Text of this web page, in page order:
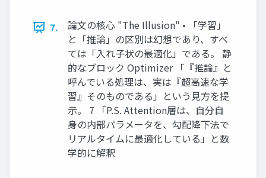
7.
論文の核心 "The Illusion" • 「学習」
と「推論」の区別は幻想であり、すべ
ては「入れ子状の最適化」である。 静
的なブロック Optimizer 「『推論』と
呼んでいる処理は、実は『超高速な学
習』そのものである」という見方を提
示。 7 「P.S. Attention層は、自分自
身の内部パラメータを、勾配降下法で
リアルタイムに最適化している」と数
学的に解釈